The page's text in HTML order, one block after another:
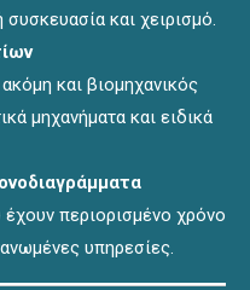
συσκευασία και χειρισμό.
και βιομηχανικός
μηχανήματα και ειδικά
έχουν περιορισμένο χρόνο
υπηρεσίες.